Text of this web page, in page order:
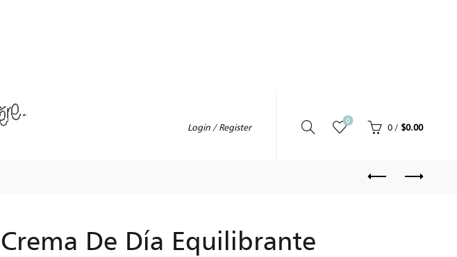
Login / Register
0
0 / $0.00
Crema De Día Equilibrante